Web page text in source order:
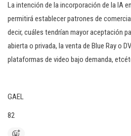
La intención de la incorporación de la IA
permitirá establecer patrones de
decir, cuáles tendrían mayor aceptación
abierta o privada, la venta de Blue Ray o
plataformas de video bajo demanda,
GAEL
82